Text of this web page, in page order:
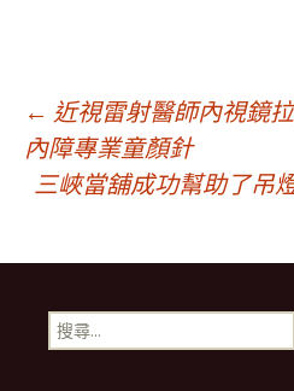
文
章
導
覽
← 近視雷射醫師內視鏡
內障專業童顏針
三峽當舖成功幫助了吊
搜
尋